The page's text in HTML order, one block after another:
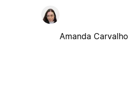
Amanda Carvalho